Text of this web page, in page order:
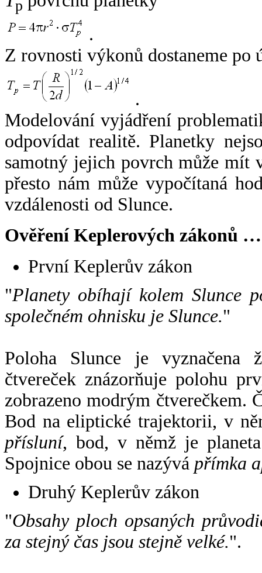
p
.
Z rovnosti výkonů dostaneme po
.
Modelování vyjádření
odpovídat realitě. Planetky
samotný jejich povrch může mít
přesto nám může vypočítaná
vzdálenosti od Slunce.
Ověření Keplerových zákonů …
První Keplerův zákon
"Planety obíhají kolem Slunce
společném ohnisku je Slunce."
Poloha Slunce je vyznačena
čtvereček znázorňuje polohu
zobrazeno modrým čtverečkem.
Bod na eliptické trajektorii, v
přísluní, bod, v němž je
Spojnice obou se nazývá přímka
Druhý Keplerův zákon
"Obsahy ploch opsaných
za stejný čas jsou stejně velké.".